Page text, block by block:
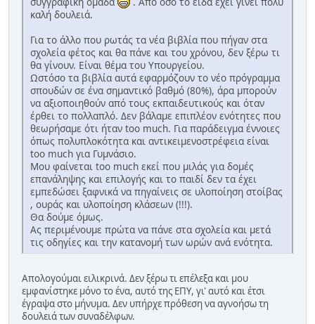
καλή δουλειά.
Για το άλλο που ρωτάς τα νέα βιβλία που πήγαν στα
σχολεία φέτος και θα πάνε και του χρόνου, δεν ξέρω τι
θα γίνουν. Είναι θέμα του Υπουργείου.
Ωστόσο τα βιβλία αυτά εφαρμόζουν το νέο πρόγραμμα
σπουδών σε ένα σημαντικό βαθμό (80%), άρα μπορούν
να αξιοποιηθούν από τους εκπαιδευτικούς και όταν
έρθει το πολλαπλό. Δεν βάλαμε επιπλέον ενότητες που
θεωρήσαμε ότι ήταν too much. Για παράδειγμα έννοιες
όπως πολυπλοκότητα και αντικειμενοστρέφεια είναι
too much για Γυμνάσιο.
Μου φαίνεται too much εκεί που μιλάς για δομές
επανάληψης και επιλογής και το παιδί δεν τα έχει
εμπεδώσει ξαφνικά να πηγαίνεις σε υλοποίηση στοίβας
, ουράς και υλοποίηση κλάσεων (!!!).
Θα δούμε όμως.
Ας περιμένουμε πρώτα να πάνε στα σχολεία και μετά
τις οδηγίες και την κατανομή των ωρών ανά ενότητα.
Απολογούμαι ειλικρινά. Δεν ξέρω τι επέλεξα και μου
εμφανίστηκε μόνο το ένα, αυτό της ΕΠΥ, γι' αυτό και έτσι
έγραψα στο μήνυμα. Δεν υπήρχε πρόθεση να αγνοήσω τη
δουλειά των συναδέλφων.